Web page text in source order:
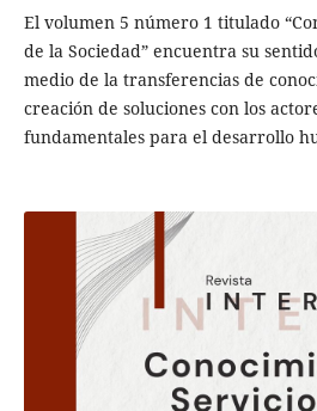
El volumen 5 número 1 titulado
de la Sociedad” encuentra su
medio de la transferencias de
creación de soluciones con los
fundamentales para el desarrollo